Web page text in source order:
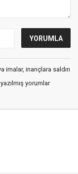
imalar, inançlara saldırı
yorumlar